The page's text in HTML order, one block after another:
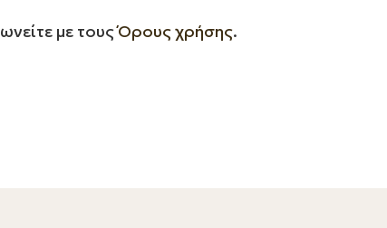
με τουςΌρους χρήσης.